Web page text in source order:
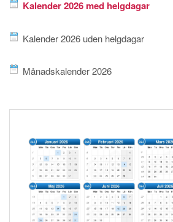
Kalender 2026 med helgdagar
Kalender 2026 uden helgdagar
Månadskalender 2026